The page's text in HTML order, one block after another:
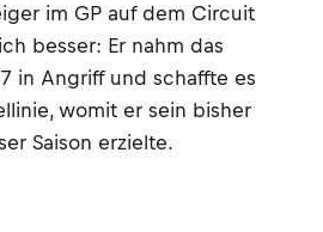
im GP auf dem Circuit
besser: Er nahm das
in Angriff und schaffte es
womit er sein bisher
Saison erzielte.